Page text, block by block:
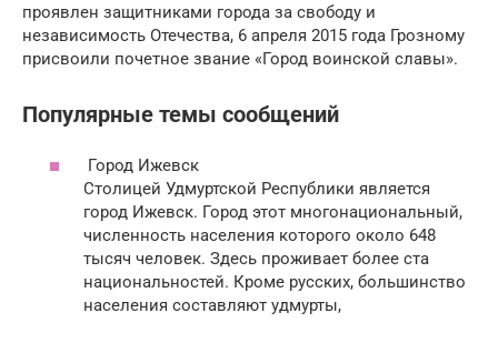
проявлен защитниками города за свободу и
независимость Отечества, 6 апреля 2015 года Грозному
присвоили почетное звание «Город воинской славы».
Популярные темы сообщений
Город Ижевск
Столицей Удмуртской Республики является
город Ижевск. Город этот многонациональный,
численность населения которого около 648
тысяч человек. Здесь проживает более ста
национальностей. Кроме русских, большинство
населения составляют удмурты,